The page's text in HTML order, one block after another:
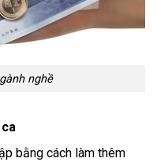
nghề
bằng cách làm thêm